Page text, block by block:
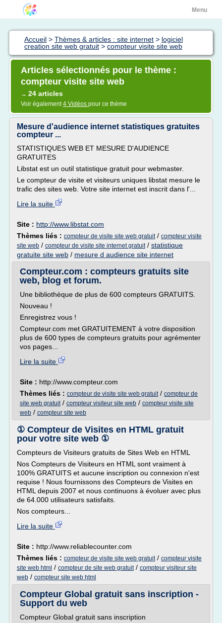
Menu
Accueil > Thèmes & articles : site internet > logiciel
creation site web gratuit > compteur visite site web
Articles sélectionnés pour le thème :
compteur visite site web
→ 24 articles
Voir également4 Vidéos pour ce thème
Mesure d'audience internet statistiques gratuites
compteur ...
STATISTIQUES WEB ET MESURE D'AUDIENCE
GRATUITES
Libstat est un outil statistique gratuit pour webmaster.
Le compteur de visite et visiteurs uniques libstat mesure le
trafic des sites web. Votre site internet est inscrit dans l'...
Lire la suite
Site : http://www.libstat.com
Thèmes liés : compteur de visite site web gratuit/ compteur visite
site web / compteur de visite site internet gratuit/ statistique
gratuite site web / mesure d audience site internet
Compteur.com : compteurs gratuits site
web, blog et forum.
Une bibliothèque de plus de 600 compteurs GRATUITS.
Nouveau !
Enregistrez vous !
Compteur.com met GRATUITEMENT à votre disposition
plus de 600 types de compteurs gratuits pour agrémenter
vos pages...
Lire la suite
Site : http://www.compteur.com
Thèmes liés : compteur de visite site web gratuit/ compteur de
site web gratuit/ compteur visiteur site web / compteur visite site
web / compteur site web
① Compteur de Visites en HTML gratuit
pour votre site web ①
Compteurs de Visiteurs gratuits de Sites Web en HTML
Nos Compteurs de Visiteurs en HTML sont vraiment à
100% GRATUITS et aucune inscription ou connexion n'est
requise ! Nous fournissons des Compteurs de Visites en
HTML depuis 2007 et nous continuons à évoluer avec plus
de 64.000 utilisateurs satisfaits.
Nos compteurs...
Lire la suite
Site : http://www.reliablecounter.com
Thèmes liés : compteur de visite site web gratuit/ compteur visite
site web html / compteur de site web gratuit/ compteur visiteur site
web / compteur site web html
Compteur Global gratuit sans inscription -
Support du web
Compteur Global gratuit sans inscription